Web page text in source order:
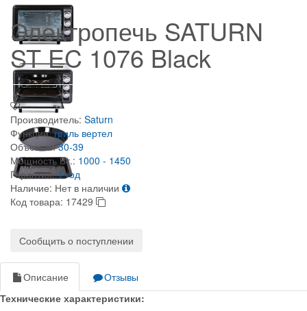
Электропечь SATURN
ST EC 1076 Black
Производитель: Saturn
Функции: гриль вертел
Объем л.: 30-39
Мощность Вт.: 1000 - 1450
Гарантия: 1 год
Наличие: Нет в наличии
Код товара: 17429
Сообщить о поступлении
Описание
Отзывы
Технические характеристики: